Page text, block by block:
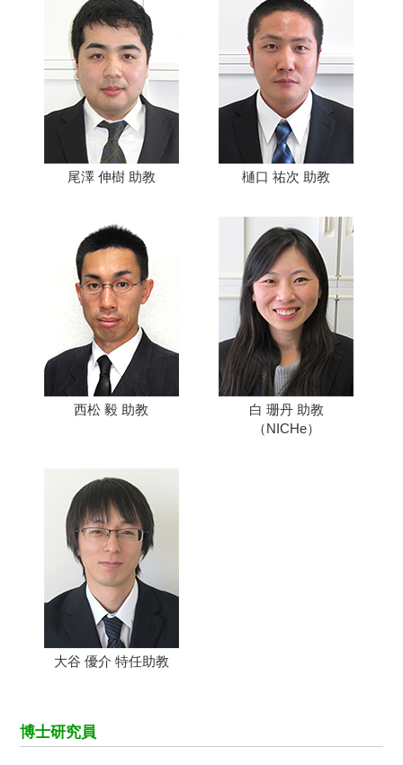
尾澤 伸樹 助教 樋口 祐次 助教
西松 毅 助教
白 珊丹 助教
（NICHe）
大谷 優介 特任助教
博士研究員